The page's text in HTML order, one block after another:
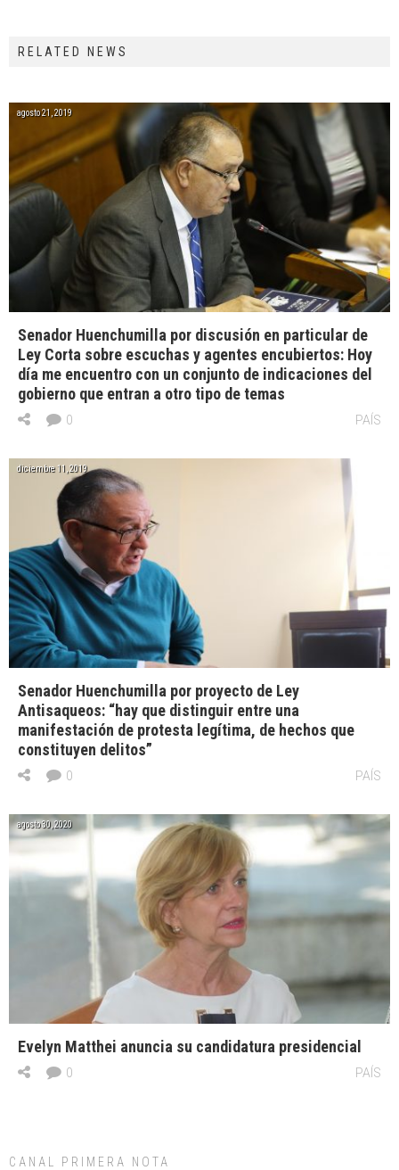
RELATED NEWS
agosto 21, 2019
Senador Huenchumilla por discusión en particular de
Ley Corta sobre escuchas y agentes encubiertos: Hoy
día me encuentro con un conjunto de indicaciones del
gobierno que entran a otro tipo de temas
PAÍS
0
diciembre 11, 2019
Senador Huenchumilla por proyecto de Ley
Antisaqueos: “hay que distinguir entre una
manifestación de protesta legítima, de hechos que
constituyen delitos”
PAÍS
0
agosto 30, 2020
Evelyn Matthei anuncia su candidatura presidencial
PAÍS
0
CANAL PRIMERA NOTA